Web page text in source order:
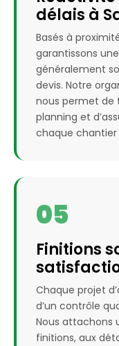
délais à
Basés à
garantissons
généralement
devis. Notre
nous permet de
planning et
chaque chantier
05
Finitions
Chaque projet
d’un contrôle
Nous attachons
finitions, aux